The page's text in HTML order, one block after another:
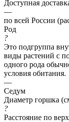
Доступная
—
по всей России
Род
?
Это подгруппа
виды растений с
одного рода
условия обитания.
—
Седум
Диаметр горшка
?
Расстояние по